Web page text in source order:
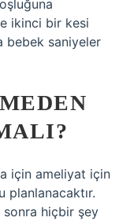
ikinci bir kesi
bebek saniyeler
için ameliyat için
planlanacaktır.
sonra hiçbir şey